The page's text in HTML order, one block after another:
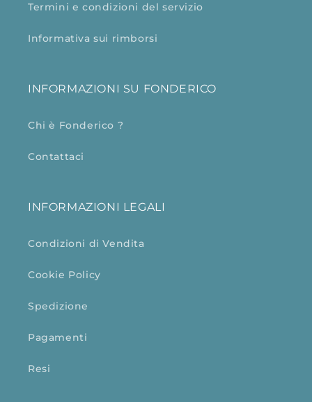
Termini e condizioni del servizio
Informativa sui rimborsi
INFORMAZIONI SU FONDERICO
Chi è Fonderico ?
Contattaci
INFORMAZIONI LEGALI
Condizioni di Vendita
Cookie Policy
Spedizione
Pagamenti
Resi